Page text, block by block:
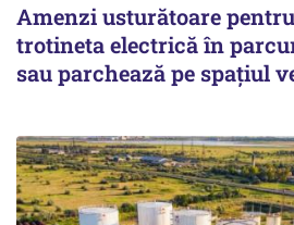
Amenzi usturătoare
trotineta electrică în
sau parchează pe spațiul